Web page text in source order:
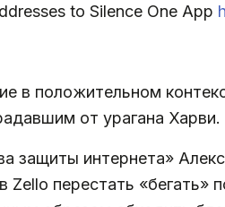
to Silence One App
в положительном
от урагана Харви.
защиты интернета»
перестать